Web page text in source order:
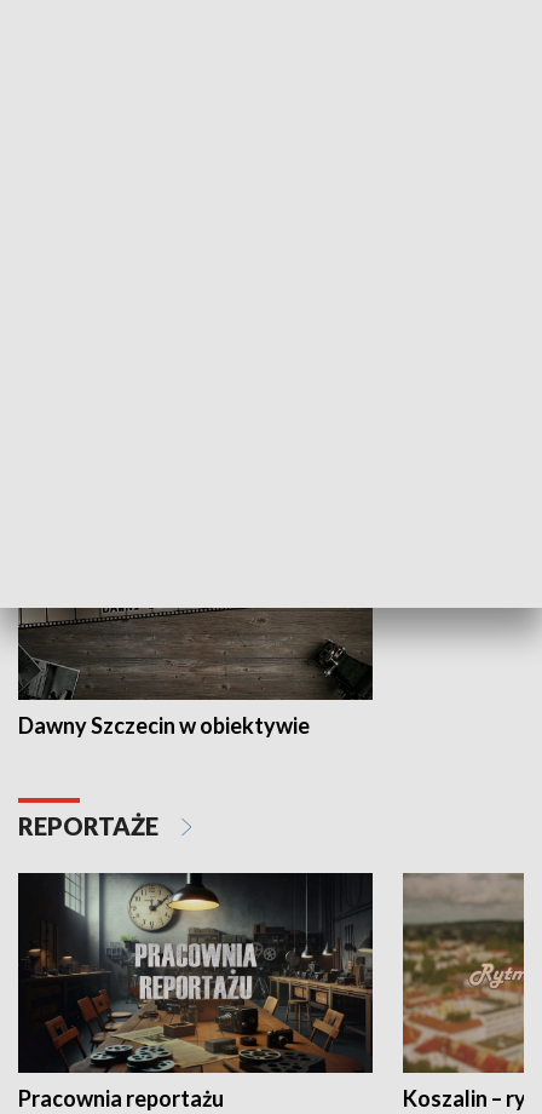
Dawny Szczecin w obiektywie
REPORTAŻE
Pracownia reportażu Koszalin –